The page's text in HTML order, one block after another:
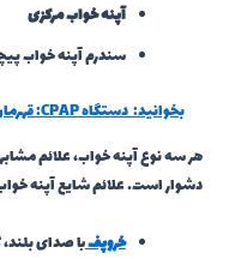
آپنه خواب مرکزی
سندرم آپنه خواب
بخوانید:دستگاه CPAP: قهرمان بی‌صدای خواب بهتر! 😴✨
هر سه نوع آپنه خواب، علائم
دشوار است. علائم شایع آپنه خواب
خروپفبا صدای